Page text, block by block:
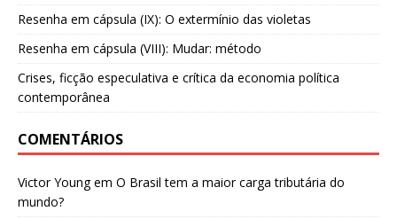
Resenha em cápsula (IX): O extermínio das violetas
Resenha em cápsula (VIII): Mudar: método
Crises, ficção especulativa e crítica da economia política
contemporânea
COMENTÁRIOS
Victor Youngem O Brasil tem a maior carga tributária do
mundo?